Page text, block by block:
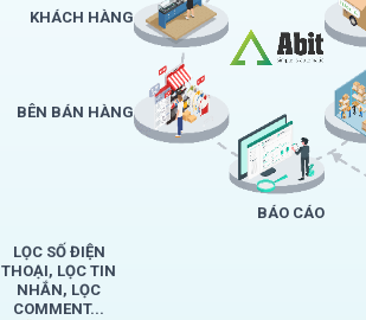
BÁO CÁO
BÊN BÁN HÀNG
KHÁCH HÀNG
LỌC SỐ ĐIỆN
THOẠI, LỌC TIN
NHẮN, LỌC
COMMENT...